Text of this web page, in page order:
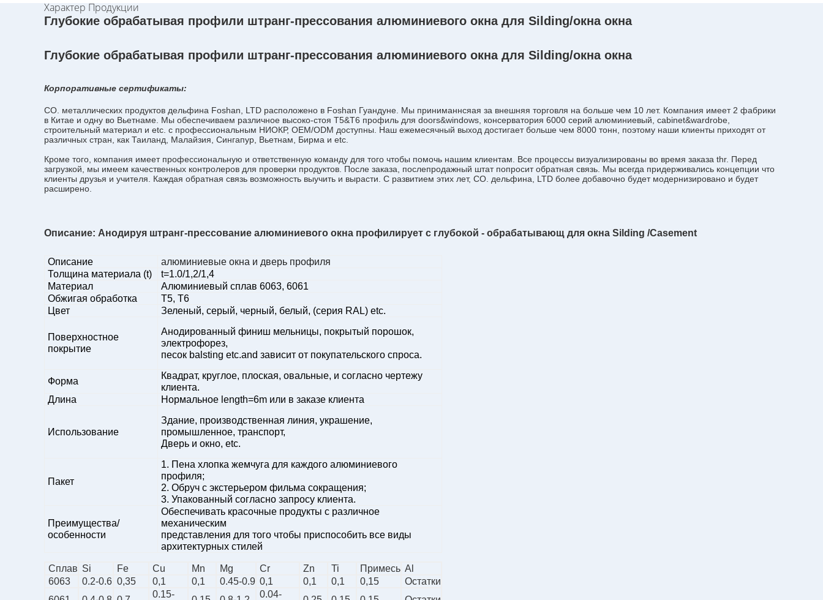
Характер Продукции
Глубокие обрабатывая профили штранг-прессования алюминиевого окна для Silding/окна окна
Глубокие обрабатывая профили штранг-прессования алюминиевого окна для Silding/окна окна
Корпоративные сертификаты:
CO. металлических продуктов дельфина Foshan, LTD расположено в Foshan Гуандуне. Мы приниманнсяая за внешняя торговля на больше чем 10 лет. Компания имеет 2 фабрики
в Китае и одну во Вьетнаме. Мы обеспечиваем различное высоко-стоя T5&T6 профиль для doors&windows, консерватория 6000 серий алюминиевый, cabinet&wardrobe,
строительный материал и etc. с профессиональным НИОКР, OEM/ODM доступны. Наш ежемесячный выход достигает больше чем 8000 тонн, поэтому наши клиенты приходят от
различных стран, как Таиланд, Малайзия, Сингапур, Вьетнам, Бирма и etc.
Кроме того, компания имеет профессиональную и ответственную команду для того чтобы помочь нашим клиентам. Все процессы визуализированы во время заказа thr. Перед
загрузкой, мы имеем качественных контролеров для проверки продуктов. После заказа, послепродажный штат попросит обратная связь. Мы всегда придерживались концепции что
клиенты друзья и учителя. Каждая обратная связь возможность выучить и вырасти. С развитием этих лет, CO. дельфина, LTD более добавочно будет модернизировано и будет
расширено.
Описание: Анодируя штранг-прессование алюминиевого окна профилирует с глубокой - обрабатывающ для окна Silding /Casement
Описание
алюминиевые окна и дверь профиля
Толщина материала (t)
t=1.0/1,2/1,4
Материал
Алюминиевый сплав 6063, 6061
Обжигая обработка
T5, T6
Цвет
Зеленый, серый, черный, белый, (серия RAL) etc.
Поверхностное
покрытие
Анодированный финиш мельницы, покрытый порошок,
электрофорез,
песок balsting etc.and зависит от покупательского спроса.
Форма
Квадрат, круглое, плоская, овальные, и согласно чертежу
клиента.
Длина
Нормальное length=6m или в заказе клиента
Использование
Здание, производственная линия, украшение,
промышленное, транспорт,
Дверь и окно, etc.
Пакет
1. Пена хлопка жемчуга для каждого алюминиевого
профиля;
2. Обруч с экстерьером фильма сокращения;
3. Упакованный согласно запросу клиента.
Преимущества/
особенности
Обеспечивать красочные продукты с различное
механическим
представления для того чтобы приспособить все виды
архитектурных стилей
Сплав Si Fe Cu Mn Mg Cr Zn Ti Примесь Al
6063
0.2-0.6 0,35 0,1 0,1 0.45-0.9 0,1 0,1 0,1 0,15
Остатки
0.15-
0.04-